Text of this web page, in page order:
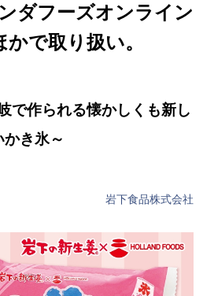
ダフーズオンライン
で取り扱い。
で作られる懐かしくも新し
かき氷～
岩下食品株式会社